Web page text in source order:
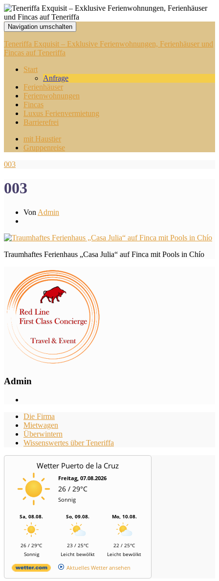
Navigation umschalten
Teneriffa Exquisit – Exklusive Ferienwohnungen, Ferienhäuser und
Fincas auf Teneriffa
Start
Anfrage
Ferienhäuser
Ferienwohnungen
Fincas
Luxus Ferienvermietung
Barrierefrei
mit Haustier
Gruppenreise
003
003
Von Admin
Traumhaftes Ferienhaus „Casa Julia“ auf Finca mit Pools in Chío
Admin
Die Firma
Mietwagen
Überwintern
Wissenswertes über Teneriffa
Wetter Puerto de la Cruz
Freitag, 07.08.2026
26 / 29°C
Sonnig
Sa, 08.08.
26 / 29°C
Sonnig
So, 09.08.
23 / 25°C
Leicht bewölkt
Mo, 10.08.
22 / 25°C
Leicht bewölkt
Aktuelles Wetter ansehen